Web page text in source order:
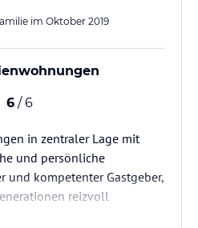
im Oktober 2019
6 / 6
in zentraler Lage mit
und persönliche
und kompetenter Gastgeber,
reizvoll